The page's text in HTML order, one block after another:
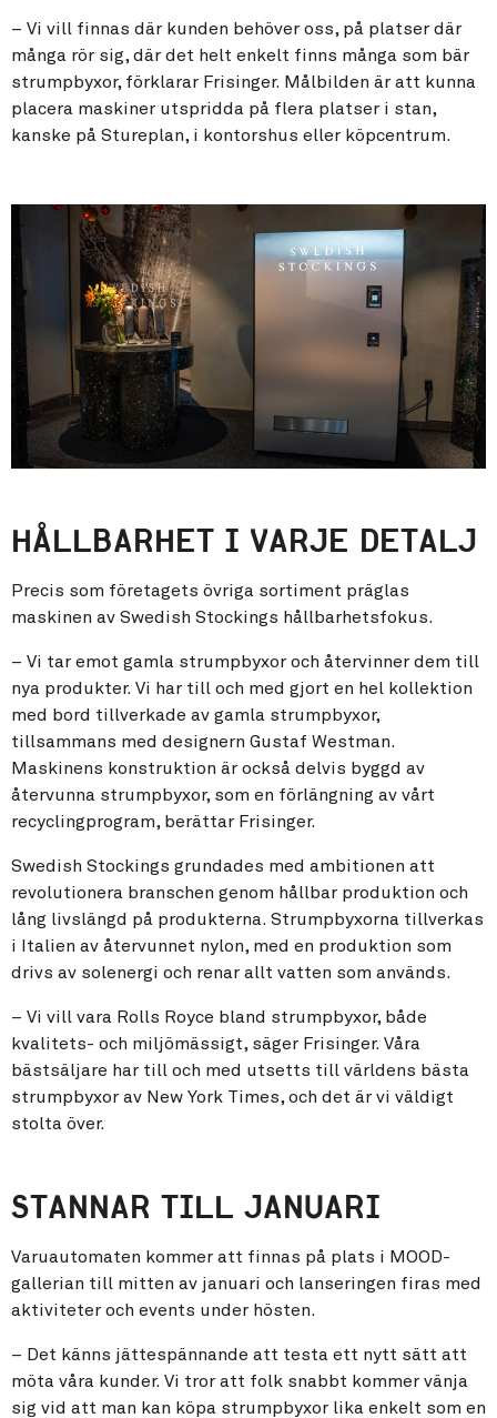
– Vi vill finnas där kunden behöver oss, på platser där
många rör sig, där det helt enkelt finns många som bär
strumpbyxor, förklarar Frisinger. Målbilden är att kunna
placera maskiner utspridda på flera platser i stan,
kanske på Stureplan, i kontorshus eller köpcentrum.
HÅLLBARHET I VARJE DETALJ
Precis som företagets övriga sortiment präglas
maskinen av Swedish Stockings hållbarhetsfokus.
– Vi tar emot gamla strumpbyxor och återvinner dem till
nya produkter. Vi har till och med gjort en hel kollektion
med bord tillverkade av gamla strumpbyxor,
tillsammans med designern Gustaf Westman.
Maskinens konstruktion är också delvis byggd av
återvunna strumpbyxor, som en förlängning av vårt
recyclingprogram, berättar Frisinger.
Swedish Stockings grundades med ambitionen att
revolutionera branschen genom hållbar produktion och
lång livslängd på produkterna. Strumpbyxorna tillverkas
i Italien av återvunnet nylon, med en produktion som
drivs av solenergi och renar allt vatten som används.
– Vi vill vara Rolls Royce bland strumpbyxor, både
kvalitets- och miljömässigt, säger Frisinger. Våra
bästsäljare har till och med utsetts till världens bästa
strumpbyxor av New York Times, och det är vi väldigt
stolta över.
STANNAR TILL JANUARI
Varuautomaten kommer att finnas på plats i MOOD-
gallerian till mitten av januari och lanseringen firas med
aktiviteter och events under hösten.
– Det känns jättespännande att testa ett nytt sätt att
möta våra kunder. Vi tror att folk snabbt kommer vänja
sig vid att man kan köpa strumpbyxor lika enkelt som en